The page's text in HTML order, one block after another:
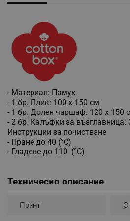
- Материал: Памук
- 1 бр. Плик: 100 х 150 см
- 1 бр. Долен чаршаф: 120 х 150
- 2 бр. Калъфки за възглавница:
Инструкции за почистване
- Пране до 40 (°C)
- Гладене до 110 (°C)
Техническо описание
Принт С